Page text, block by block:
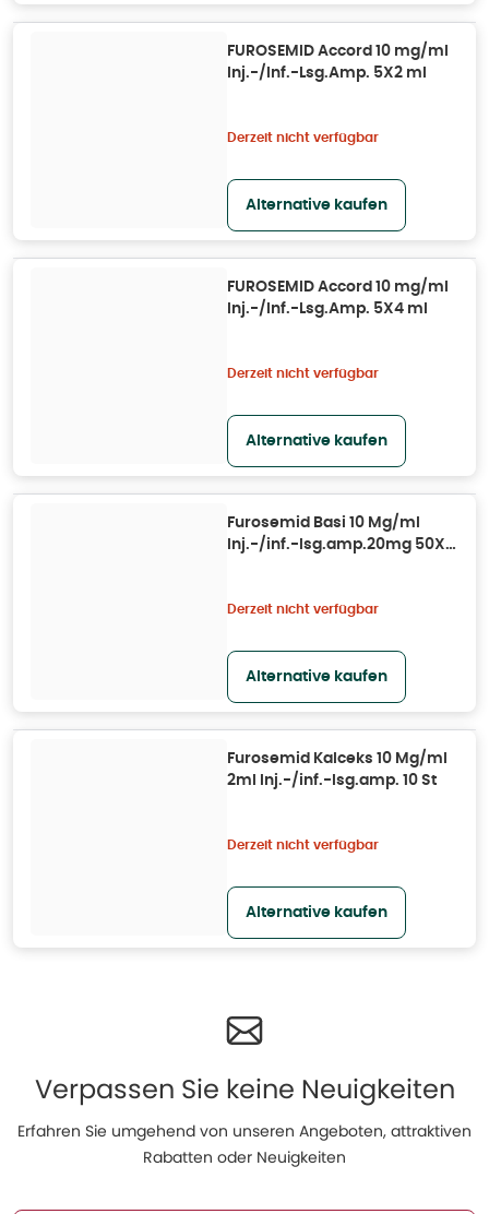
FUROSEMID Accord 10 mg/ml
Inj.-/Inf.-Lsg.Amp. 5X2 ml
Derzeit nicht verfügbar
Alternative kaufen
FUROSEMID Accord 10 mg/ml
Inj.-/Inf.-Lsg.Amp. 5X4 ml
Derzeit nicht verfügbar
Alternative kaufen
Furosemid Basi 10 Mg/ml
Inj.-/inf.-lsg.amp.20mg 50X2
Derzeit nicht verfügbar
Alternative kaufen
Furosemid Kalceks 10 Mg/ml
2ml Inj.-/inf.-lsg.amp. 10 St
Derzeit nicht verfügbar
Alternative kaufen
Verpassen Sie keine Neuigkeiten
Erfahren Sie umgehend von unseren Angeboten, attraktiven
Rabatten oder Neuigkeiten